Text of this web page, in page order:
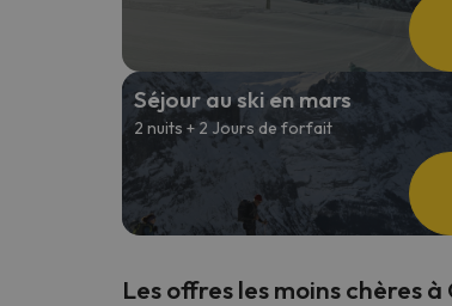
Séjour au ski en mars
2 nuits + 2 Jours de forfait
Les offres les moins chères